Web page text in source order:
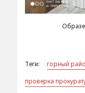
Теги: горный
проверка